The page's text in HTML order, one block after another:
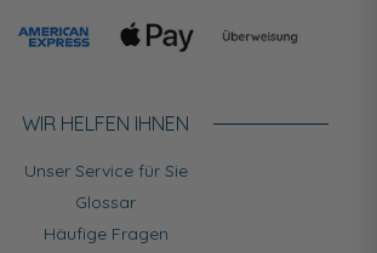
WIR HELFEN IHNEN
Unser Service für Sie
Glossar
Häufige Fragen